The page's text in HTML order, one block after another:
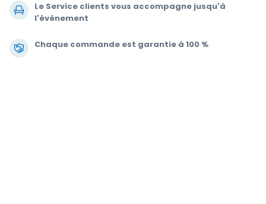
Le Service clients vous accompagne jusqu'à
l'événement
Chaque commande est garantie à 100 %